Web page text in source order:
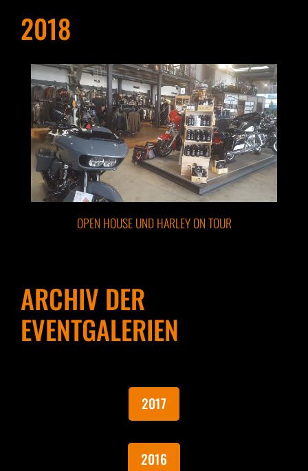
2018
OPEN HOUSE UND HARLEY ON TOUR
ARCHIV DER
EVENTGALERIEN
2017
2016